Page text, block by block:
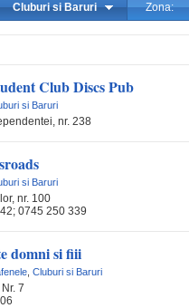
Cluburi si Baruri Zona:
Club Discs Pub
si Baruri
nr. 238
si Baruri
nr. 100
0745 250 339
domni si fiii
Cluburi si Baruri
7